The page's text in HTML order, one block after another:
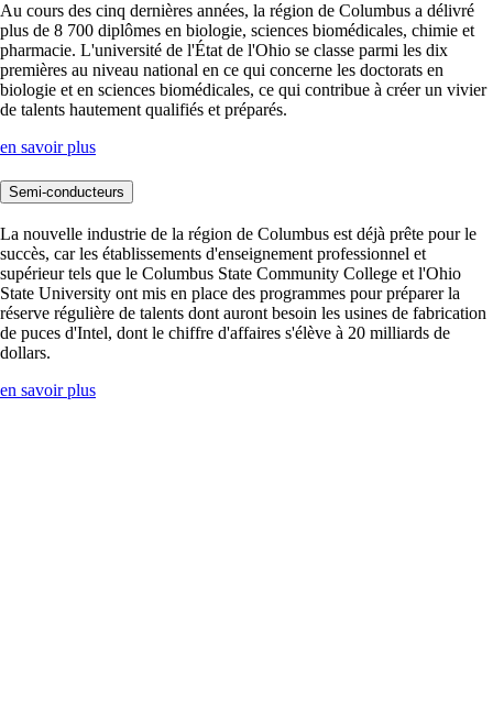
Au cours des cinq dernières années, la région de Columbus a délivré
plus de 8 700 diplômes en biologie, sciences biomédicales, chimie et
pharmacie. L'université de l'État de l'Ohio se classe parmi les dix
premières au niveau national en ce qui concerne les doctorats en
biologie et en sciences biomédicales, ce qui contribue à créer un vivier
de talents hautement qualifiés et préparés.
en savoir plus
Semi-conducteurs
La nouvelle industrie de la région de Columbus est déjà prête pour le
succès, car les établissements d'enseignement professionnel et
supérieur tels que le Columbus State Community College et l'Ohio
State University ont mis en place des programmes pour préparer la
réserve régulière de talents dont auront besoin les usines de fabrication
de puces d'Intel, dont le chiffre d'affaires s'élève à 20 milliards de
dollars.
en savoir plus